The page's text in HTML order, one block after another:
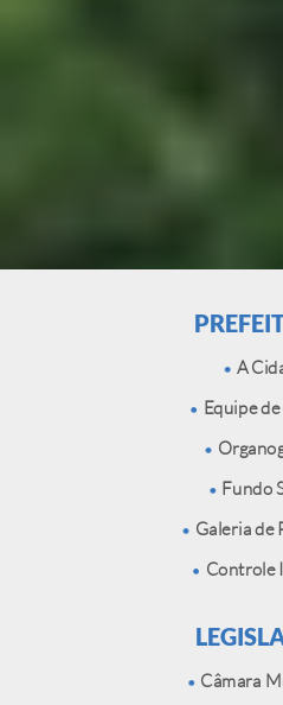
A
Equipe
Fundo
Galeria de
Controle
Câmara